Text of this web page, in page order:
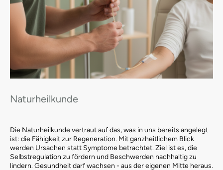
Naturheilkunde
Die Naturheilkunde vertraut auf das, was in uns bereits angelegt
ist: die Fähigkeit zur Regeneration. Mit ganzheitlichem Blick
werden Ursachen statt Symptome betrachtet. Ziel ist es, die
Selbstregulation zu fördern und Beschwerden nachhaltig zu
lindern. Gesundheit darf wachsen - aus der eigenen Mitte heraus.